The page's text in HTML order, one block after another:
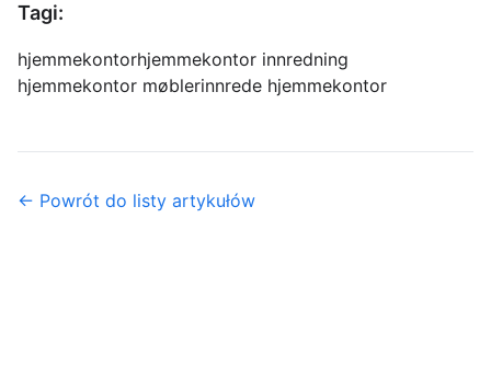
Tagi:
hjemmekontorhjemmekontor innredning
hjemmekontor møblerinnrede hjemmekontor
← Powrót do listy artykułów